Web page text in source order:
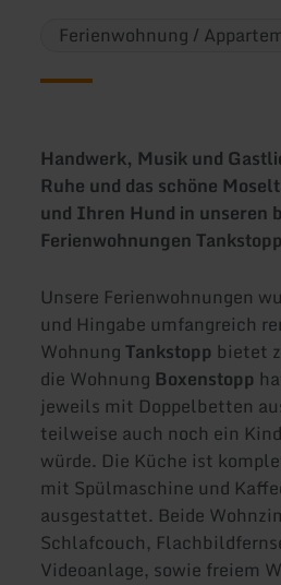
Ferienwohnung /
Handwerk, Musik und
Ruhe und das schöne
und Ihren Hund in unseren
Ferienwohnungen
Unsere Ferienwohnungen
und Hingabe umfangreich
WohnungTankstopp bietet
die Wohnung Boxenstopp
jeweils mit Doppelbetten
teilweise auch noch ein
würde. Die Küche ist
mit Spülmaschine und
ausgestattet. Beide
Schlafcouch,
Videoanlage, sowie freiem